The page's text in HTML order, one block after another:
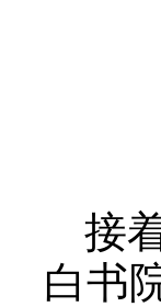
接
白书